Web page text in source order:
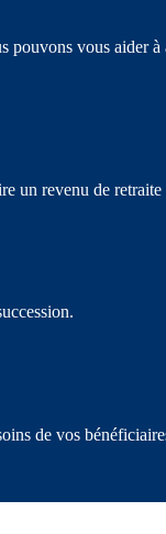
pouvons vous aider
un revenu de
de vos